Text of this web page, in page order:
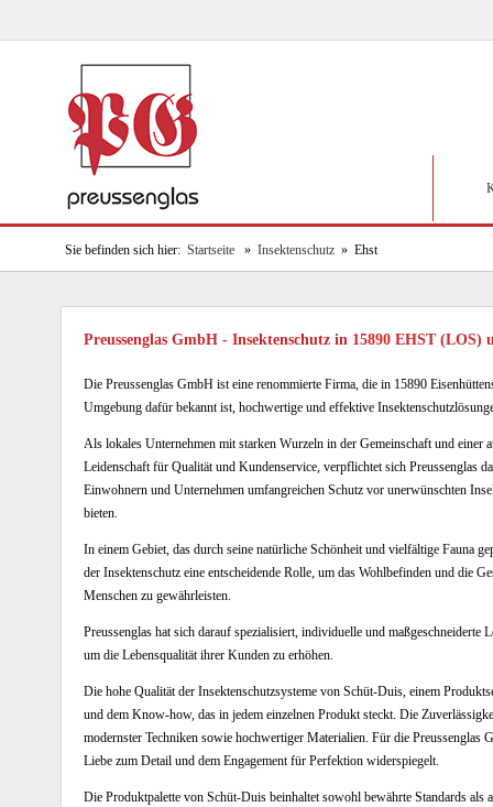
Sie befinden sich hier: Startseite » Insektenschutz » Ehst
Preussenglas GmbH - Insektenschutz in 15890 EHST (LOS)
Die Preussenglas GmbH ist eine renommierte Firma, die in 15890
Umgebung dafür bekannt ist, hochwertige und effektive
Als lokales Unternehmen mit starken Wurzeln in der Gemeinschaft und einer
Leidenschaft für Qualität und Kundenservice, verpflichtet sich Preussenglas
Einwohnern und Unternehmen umfangreichen Schutz vor unerwünschten
bieten.
In einem Gebiet, das durch seine natürliche Schönheit und vielfältige Fauna
der Insektenschutz eine entscheidende Rolle, um das Wohlbefinden und die
Menschen zu gewährleisten.
Preussenglas hat sich darauf spezialisiert, individuelle und
um die Lebensqualität ihrer Kunden zu erhöhen.
Die hohe Qualität der Insektenschutzsysteme von Schüt-Duis, einem
und dem Know-how, das in jedem einzelnen Produkt steckt. Die
modernster Techniken sowie hochwertiger Materialien. Für die
Liebe zum Detail und dem Engagement für Perfektion widerspiegelt.
Die Produktpalette von Schüt-Duis beinhaltet sowohl bewährte Standards